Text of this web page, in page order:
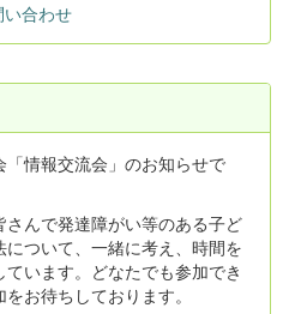
い合わせ
情報交流会」のお知らせで
さんで発達障がい等のある子ど
ついて、一緒に考え、時間を
います。どなたでも参加でき
お待ちしております。